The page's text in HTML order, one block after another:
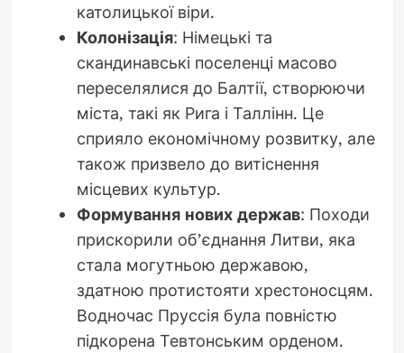
католицької віри.
Колонізація: Німецькі та
скандинавські поселенці масово
переселялися до Балтії, створюючи
міста, такі як Рига і Таллінн. Це
сприяло економічному розвитку, але
також призвело до витіснення
місцевих культур.
Формування нових держав: Походи
прискорили об’єднання Литви, яка
стала могутньою державою,
здатною протистояти хрестоносцям.
Водночас Пруссія була повністю
підкорена Тевтонським орденом.